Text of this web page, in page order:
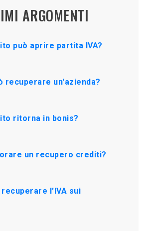
ARGOMENTI
può aprire partita IVA?
recuperare un'azienda?
ritorna in bonis?
un recupero crediti?
recuperare l'IVA sui